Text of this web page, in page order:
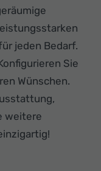
jeden Bedarf.
Sie
Wünschen.
weitere